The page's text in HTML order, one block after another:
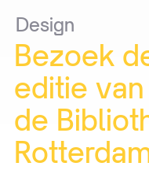
Design
Bezoek
editie van
de